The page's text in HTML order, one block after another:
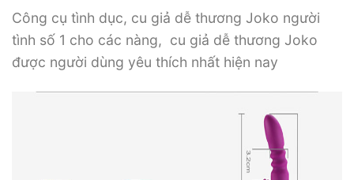
Công cụ tình dục, cu giả dễ thương Joko người
tình số 1 cho các nàng, cu giả dễ thương Joko
được người dùng yêu thích nhất hiện nay